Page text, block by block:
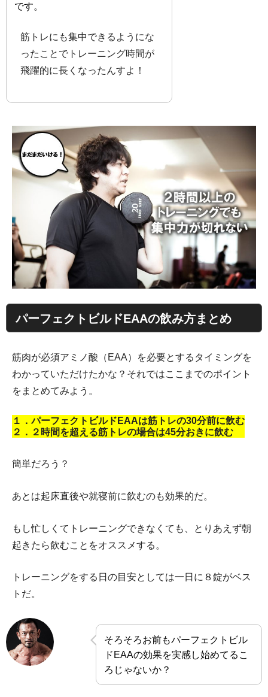
です。
筋トレにも集中できるようにな
ったことでトレーニング時間が
飛躍的に長くなったんすよ！
パーフェクトビルドEAAの飲み方まとめ
筋肉が必須アミノ酸（EAA）を必要とするタイミングを
わかっていただけたかな？それではここまでのポイント
をまとめてみよう。
１．パーフェクトビルドEAAは筋トレの30分前に飲む
２．２時間を超える筋トレの場合は45分おきに飲む
簡単だろう？
あとは起床直後や就寝前に飲むのも効果的だ。
もし忙しくてトレーニングできなくても、とりあえず朝
起きたら飲むことをオススメする。
トレーニングをする日の目安としては一日に８錠がベス
トだ。
そろそろお前もパーフェクトビル
ドEAAの効果を実感し始めてるこ
ろじゃないか？